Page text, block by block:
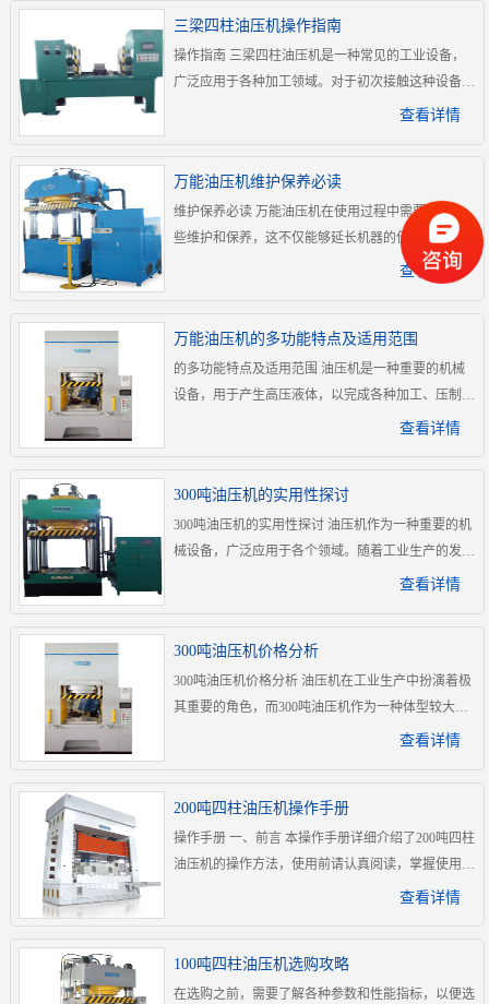
三梁四柱油压机操作指南
操作指南 三梁四柱油压机是一种常见的工业设备，
广泛应用于各种加工领域。对于初次接触这种设备的
操作人员而言，如何正确地操作这种油压机是非常重
部件，包括压力表、控制阀、流量阀、泵等。在进行
操作前，应该对设备进行检查和保养。首先要检查设
备是否有漏水、漏.
查看详情
万能油压机维护保养必读
维护保养必读 万能油压机在使用过程中需要注意一
些维护和保养，这不仅能够延长机器的使用寿命，还
能够提高生产效率，减少故障率。以下是万能油压机
保持机器的良好状态，减少机器故障的发生。清洁时
要注意保持机器干燥，不要使用过多的水分。 2. 润
滑 机器润滑是延长.
查看详情
万能油压机的多功能特点及适用范围
的多功能特点及适用范围 油压机是一种重要的机械
设备，用于产生高压液体，以完成各种加工、压制及
塑形工艺。而万能油压机则针对不同领域的加工需
点及适用范围。 一、多功能特点 1.广泛适用性 万能
油压机适用范围非常广泛，可以广泛应用于冲压、皮
革、橡胶、塑料、木.
查看详情
300吨油压机的实用性探讨
300吨油压机的实用性探讨 油压机作为一种重要的机
械设备，广泛应用于各个领域。随着工业生产的发
展，油压机的种类也越来越多，而其中最常见且应用
油压机的最大承载力高达300吨，可以满足大多数工
业生产中产品的成型、压制以及回收等过程需要。而
且，还可以承受更高的负.
查看详情
300吨油压机价格分析
300吨油压机价格分析 油压机在工业生产中扮演着极
其重要的角色，而300吨油压机作为一种体型较大、
承载能力较强的机器，其价格也较为昂贵。本文将对
导。 价格分析 各品牌价格对比 目前市场上，主流品
牌的300吨油压机价格大约在10万-30万之间，不同品
牌的价格存在一定差异，.
查看详情
200吨四柱油压机操作手册
操作手册 一、前言 本操作手册详细介绍了200吨四柱
油压机的操作方法，使用前请认真阅读，掌握使用规
程，确保操作正确、安全。 二、设备概述 200吨四柱
柜等部分组成。 三、设备结构及工作原理 1.设备结
构 200吨四柱油压机的结构主要包括：1.机身2.油缸3.
查看详情
100吨四柱油压机选购攻略
在选购之前，需要了解各种参数和性能指标，以便选